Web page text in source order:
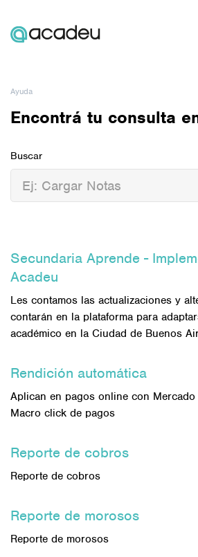
Ayuda
Encontrá tu consulta
Buscar
Secundaria Aprende -
Acadeu
Les contamos las actualizaciones y
contarán en la plataforma para
académico en la Ciudad de Buenos
Rendición automática
Aplican en pagos online con
Macro click de pagos
Reporte de cobros
Reporte de cobros
Reporte de morosos
Reporte de morosos